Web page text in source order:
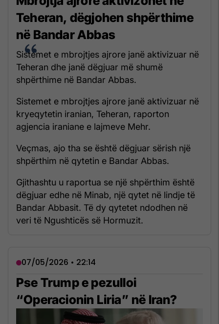
Teheran, dëgjohen shpërthime
në Bandar Abbas
Sistemet e mbrojtjes ajrore janë aktivizuar në
Teheran dhe janë dëgjuar më shumë
shpërthime në Bandar Abbas.
Sistemet e mbrojtjes ajrore janë aktivizuar në
kryeqytetin iranian, Teheran, raporton
agjencia iraniane e lajmeve Mehr.
Veçmas, ajo tha se është dëgjuar sërish një
shpërthim në qytetin e Bandar Abbas.
Gjithashtu u raportua se një shpërthim është
dëgjuar edhe në Minab, një qytet në lindje të
Bandar Abbasit. Të dy qytetet ndodhen në
veri të Ngushticës së Hormuzit.
07/05/2026 • 22:14
Pse Trump e pezulloi
“Operacionin Liria” në Iran?